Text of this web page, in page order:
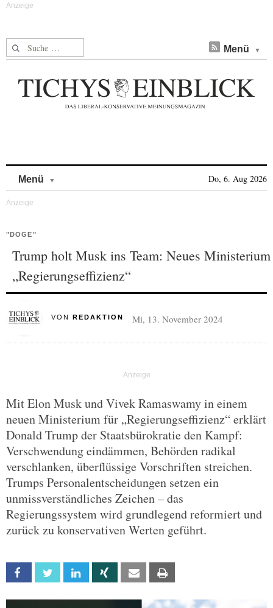
Suche nach: Menü
Menü Do, 6. Aug 2026
"DOGE"
Trump holt Musk ins Team: Neues Ministerium
„Regierungseffizienz“
VON REDAKTION Mi, 13. November 2024
Mit Elon Musk und Vivek Ramaswamy in einem
neuen Ministerium für „Regierungseffizienz“ erklärt
Donald Trump der Staatsbürokratie den Kampf:
Verschwendung eindämmen, Behörden radikal
verschlanken, überflüssige Vorschriften streichen.
Trumps Personalentscheidungen setzen ein
unmissverständliches Zeichen – das
Regierungssystem wird grundlegend reformiert und
zurück zu konservativen Werten geführt.
Facebook Twitter Linkedin Xing Email